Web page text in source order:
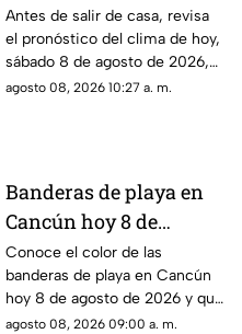
Roo? Pronóstico del
clima HOY, sábado 8 de
agosto de 2026, en
Cancún y el resto del
Antes de salir de casa, revisa
el pronóstico del clima de hoy,
sábado 8 de agosto de 2026,
en Cancún y el resto de
agosto 08, 2026 10:27 a. m.
Banderas de playa en
Cancún hoy 8 de
agosto: ¿qué color
ondea y qué significa?
Conoce el color de las
banderas de playa en Cancún
hoy 8 de agosto de 2026 y qué
significa para los visitantes.
agosto 08, 2026 09:00 a. m.